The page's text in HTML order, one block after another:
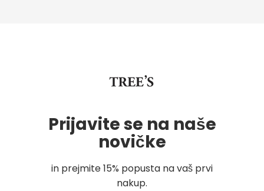
Prijavite se na naše
novičke
in prejmite 15% popusta na vaš prvi
nakup.